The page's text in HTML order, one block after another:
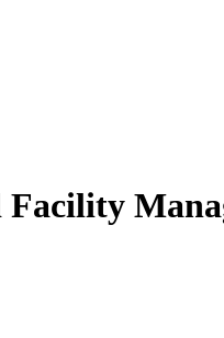
Facility